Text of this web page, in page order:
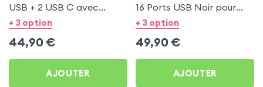
USB + 2 USB C avec
Ventilation pour Realme 8i
+ 3 option
44,90 €
AJOUTER
16 Ports USB Noir pour
Realme 8i
+ 3 option
49,90 €
AJOUTER